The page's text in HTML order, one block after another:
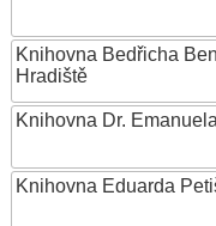
Knihovna Bedřicha
Hradiště
Knihovna Dr.
Knihovna Eduarda